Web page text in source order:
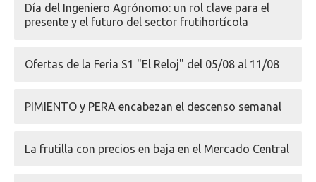
Día del Ingeniero Agrónomo: un rol clave para el
presente y el futuro del sector frutihortícola
Ofertas de la Feria S1 "El Reloj" del 05/08 al 11/08
PIMIENTO y PERA encabezan el descenso semanal
La frutilla con precios en baja en el Mercado Central